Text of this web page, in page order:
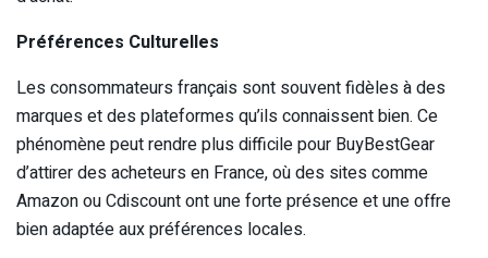
Préférences Culturelles
Les consommateurs français sont souvent fidèles à des
marques et des plateformes qu’ils connaissent bien. Ce
phénomène peut rendre plus difficile pour BuyBestGear
d’attirer des acheteurs en France, où des sites comme
Amazon ou Cdiscount ont une forte présence et une offre
bien adaptée aux préférences locales.